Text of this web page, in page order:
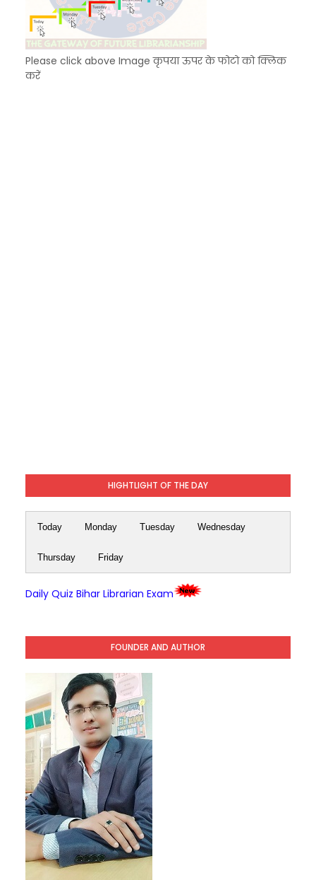
Please click above Image कृपया ऊपर के फोटो को क्लिक
करें
HIGHTLIGHT OF THE DAY
Today Monday Tuesday Wednesday
Thursday Friday
Daily Quiz Bihar Librarian Exam
FOUNDER AND AUTHOR